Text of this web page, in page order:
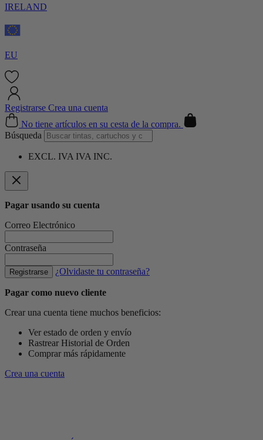
IRELAND
EU
Registrarse Crea una cuenta
Cart
No tiene artículos en su cesta de la compra.
Búsqueda
EXCL. IVA IVA INC.
Pagar usando su cuenta
Correo Electrónico
Contraseña
Registrarse ¿Olvidaste tu contraseña?
Pagar como nuevo cliente
Crear una cuenta tiene muchos beneficios:
Ver estado de orden y envío
Rastrear Historial de Orden
Comprar más rápidamente
Crea una cuenta